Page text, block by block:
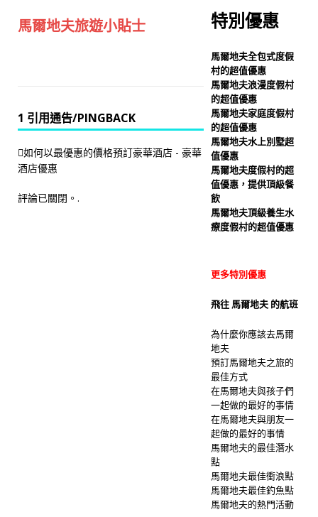
new era of luxury with
Milaidhoo Maldives
馬爾地夫旅遊小貼士
1 引用通告/PINGBACK
如何以最優惠的價格預訂豪華酒店 - 豪華
酒店優惠
評論已關閉。.
特別優惠
馬爾地夫全包式度假
村的超值優惠
馬爾地夫浪漫度假村
的超值優惠
馬爾地夫家庭度假村
的超值優惠
馬爾地夫水上別墅超
值優惠
馬爾地夫度假村的超
值優惠，提供頂級餐
飲
馬爾地夫頂級養生水
療度假村的超值優惠
更多特別優惠
飛往 馬爾地夫 的航班
為什麼你應該去馬爾
地夫
預訂馬爾地夫之旅的
最佳方式
在馬爾地夫與孩子們
一起做的最好的事情
在馬爾地夫與朋友一
起做的最好的事情
馬爾地夫的最佳潛水
點
馬爾地夫最佳衝浪點
馬爾地夫最佳釣魚點
馬爾地夫的熱門活動